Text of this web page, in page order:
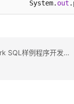
System.
out
}
out.println(
上一篇：通过JDBC访问Spark SQL样例程序开发思路